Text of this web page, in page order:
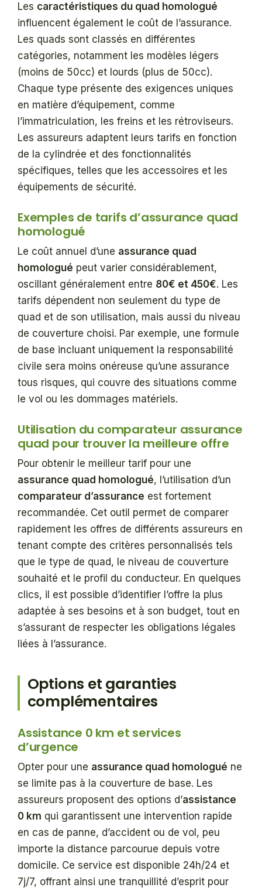
Les caractéristiques du quad homologué
influencent également le coût de l’assurance.
Les quads sont classés en différentes
catégories, notamment les modèles légers
(moins de 50cc) et lourds (plus de 50cc).
Chaque type présente des exigences uniques
en matière d’équipement, comme
l’immatriculation, les freins et les rétroviseurs.
Les assureurs adaptent leurs tarifs en fonction
de la cylindrée et des fonctionnalités
spécifiques, telles que les accessoires et les
équipements de sécurité.
Exemples de tarifs d’assurance quad
homologué
Le coût annuel d’une assurance quad
homologué peut varier considérablement,
oscillant généralement entre 80€ et 450€. Les
tarifs dépendent non seulement du type de
quad et de son utilisation, mais aussi du niveau
de couverture choisi. Par exemple, une formule
de base incluant uniquement la responsabilité
civile sera moins onéreuse qu’une assurance
tous risques, qui couvre des situations comme
le vol ou les dommages matériels.
Utilisation du comparateur assurance
quad pour trouver la meilleure offre
Pour obtenir le meilleur tarif pour une
assurance quad homologué, l’utilisation d’un
comparateur d’assurance est fortement
recommandée. Cet outil permet de comparer
rapidement les offres de différents assureurs en
tenant compte des critères personnalisés tels
que le type de quad, le niveau de couverture
souhaité et le profil du conducteur. En quelques
clics, il est possible d’identifier l’offre la plus
adaptée à ses besoins et à son budget, tout en
s’assurant de respecter les obligations légales
liées à l’assurance.
Options et garanties
complémentaires
Assistance 0 km et services
d’urgence
Opter pour une assurance quad homologué ne
se limite pas à la couverture de base. Les
assureurs proposent des options d’assistance
0 km qui garantissent une intervention rapide
en cas de panne, d’accident ou de vol, peu
importe la distance parcourue depuis votre
domicile. Ce service est disponible 24h/24 et
7j/7, offrant ainsi une tranquillité d’esprit pour